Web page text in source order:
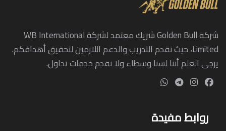
شركة Golden Bull شريك معتمد لشركة WB International
Limited، حيث نقدم التدريب والدعم اللازمين لتحقيق أهدافكم.
يرجى العلم أننا لسنا وسطاء ولا نقدم خدمات تداول.
روابط مفيدة